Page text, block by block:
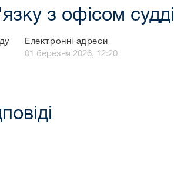
з офісом судді
Електронні адреси
01 березня 2026, 12:20